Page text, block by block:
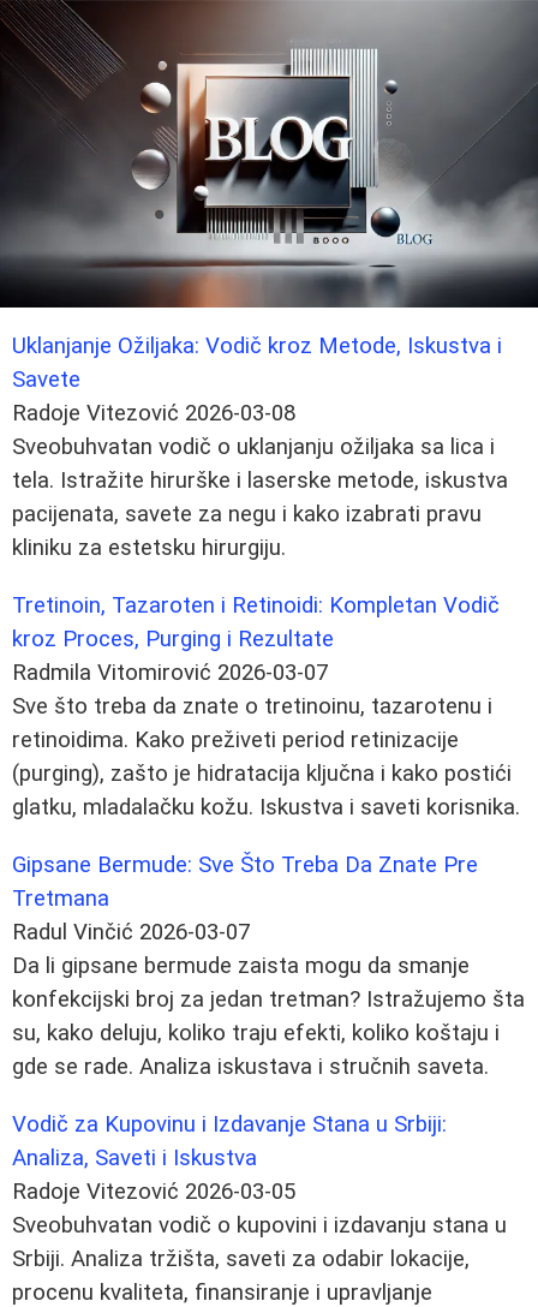
Uklanjanje Ožiljaka: Vodič kroz Metode, Iskustva i
Savete
Radoje Vitezović 2026-03-08
Sveobuhvatan vodič o uklanjanju ožiljaka sa lica i
tela. Istražite hirurške i laserske metode, iskustva
pacijenata, savete za negu i kako izabrati pravu
kliniku za estetsku hirurgiju.
Tretinoin, Tazaroten i Retinoidi: Kompletan Vodič
kroz Proces, Purging i Rezultate
Radmila Vitomirović 2026-03-07
Sve što treba da znate o tretinoinu, tazarotenu i
retinoidima. Kako preživeti period retinizacije
(purging), zašto je hidratacija ključna i kako postići
glatku, mladalačku kožu. Iskustva i saveti korisnika.
Gipsane Bermude: Sve Što Treba Da Znate Pre
Tretmana
Radul Vinčić 2026-03-07
Da li gipsane bermude zaista mogu da smanje
konfekcijski broj za jedan tretman? Istražujemo šta
su, kako deluju, koliko traju efekti, koliko koštaju i
gde se rade. Analiza iskustava i stručnih saveta.
Vodič za Kupovinu i Izdavanje Stana u Srbiji:
Analiza, Saveti i Iskustva
Radoje Vitezović 2026-03-05
Sveobuhvatan vodič o kupovini i izdavanju stana u
Srbiji. Analiza tržišta, saveti za odabir lokacije,
procenu kvaliteta, finansiranje i upravljanje